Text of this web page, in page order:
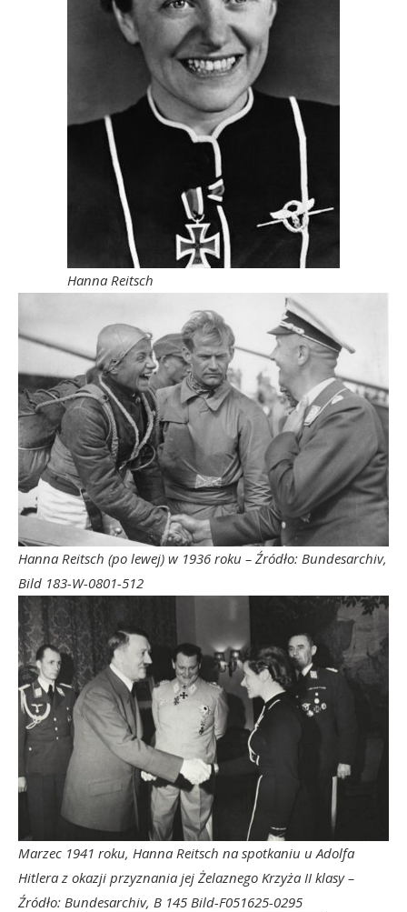
Hanna Reitsch
Hanna Reitsch (po lewej) w 1936 roku – Źródło: Bundesarchiv,
Bild 183-W-0801-512
Marzec 1941 roku, Hanna Reitsch na spotkaniu u Adolfa
Hitlera z okazji przyznania jej Żelaznego Krzyża II klasy –
Źródło: Bundesarchiv, B 145 Bild-F051625-0295